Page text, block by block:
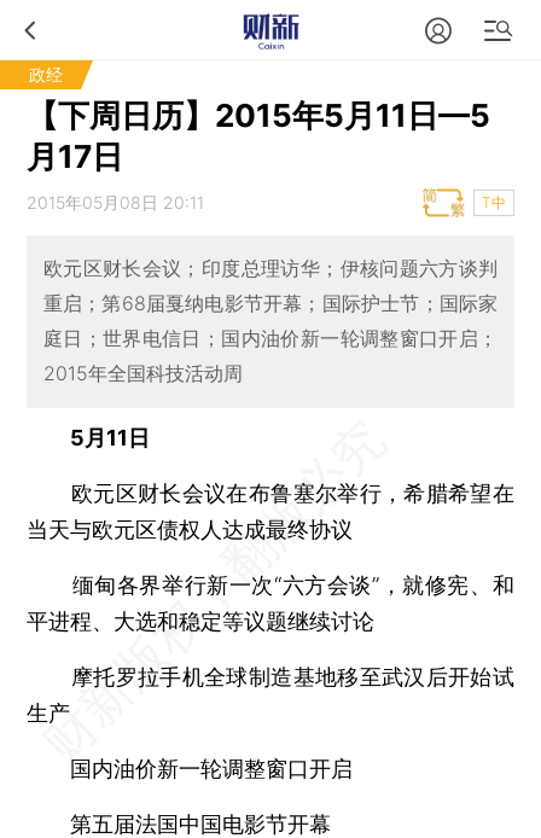
政经
【下周日历】2015年5月11日—5
月17日
2015年05月08日 20:11 T中
欧元区财长会议；印度总理访华；伊核问题六方谈判
重启；第68届戛纳电影节开幕；国际护士节；国际家
庭日；世界电信日；国内油价新一轮调整窗口开启；
2015年全国科技活动周
5月11日
欧元区财长会议在布鲁塞尔举行，希腊希望在
当天与欧元区债权人达成最终协议
缅甸各界举行新一次“六方会谈”，就修宪、和
平进程、大选和稳定等议题继续讨论
摩托罗拉手机全球制造基地移至武汉后开始试
生产
国内油价新一轮调整窗口开启
第五届法国中国电影节开幕